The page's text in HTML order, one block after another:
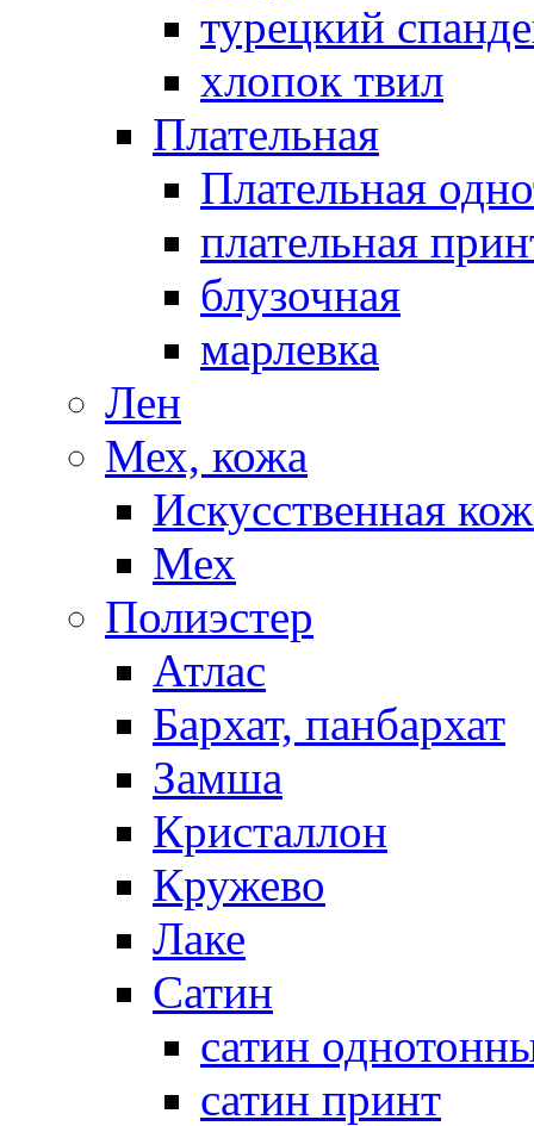
турецкий
хлопок твил
Плательная
Плательная
плательная
блузочная
марлевка
Лен
Мех, кожа
Искусственная
Мех
Полиэстер
Атлас
Бархат, панбархат
Замша
Кристаллон
Кружево
Лаке
Сатин
сатин
сатин принт